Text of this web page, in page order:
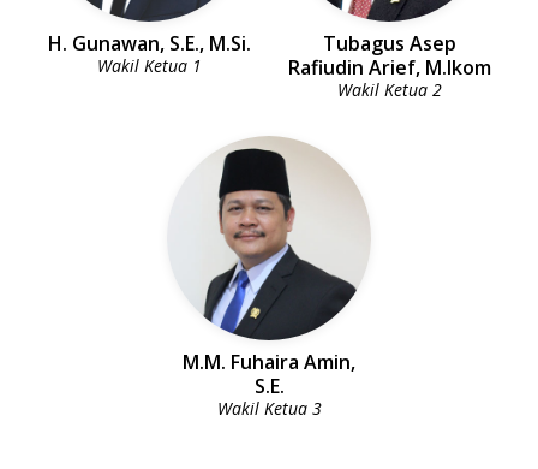
H. Gunawan, S.E., M.Si.
Wakil Ketua 1
Tubagus Asep
Rafiudin Arief, M.Ikom
Wakil Ketua 2
M.M. Fuhaira Amin,
S.E.
Wakil Ketua 3